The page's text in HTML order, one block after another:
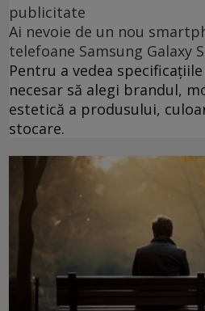
publicitate
Ai nevoie de un nou
telefoane Samsung Galaxy
Pentru a vedea
necesar să alegi brandul,
estetică a produsului,
stocare.